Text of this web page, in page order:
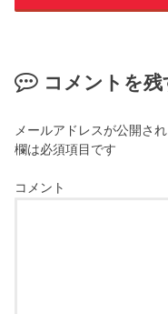
コメントを残
メールアドレスが公開さ
欄は必須項目です
コメント